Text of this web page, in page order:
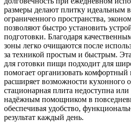
размеры делают плитку идеальным
ограниченного пространства,
позволяют быстро установить
подготовки. Благодаря
зоны легко очищаются после
за техникой простым и быстрым.
для готовки пищи подходит для
помогает организовать комфортный
расширяет возможности кухонного
стационарная плита недоступна
надёжным помощником в
обеспечивая удобство,
результат каждый день.